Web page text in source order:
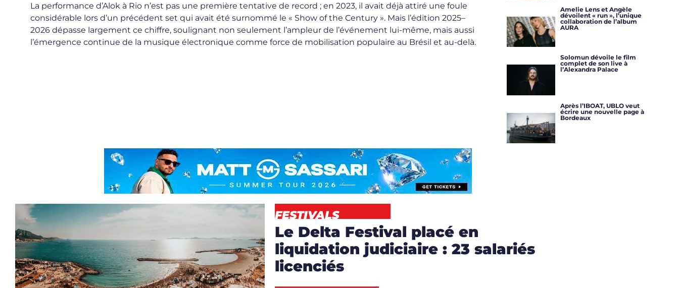
La performance d’Alok à Rio n’est pas une première tentative de record ; en 2023, il avait déjà attiré une foule
considérable lors d’un précédent set qui avait été surnommé le « Show of the Century ». Mais l’édition 2025–
2026 dépasse largement ce chiffre, soulignant non seulement l’ampleur de l’événement lui-même, mais aussi
l’émergence continue de la musique électronique comme force de mobilisation populaire au Brésil et au-delà.
Amelie Lens et Angèle
dévoilent « run », l’unique
collaboration de l’album
AURA
Solomun dévoile le film
complet de son live à
l’Alexandra Palace
Après l’IBOAT, UBLO veut
écrire une nouvelle page à
Bordeaux
FESTIVALS
Le Delta Festival placé en
liquidation judiciaire : 23 salariés
licenciés